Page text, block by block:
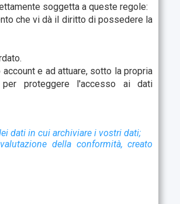
soggetta a queste regole:
che vi dà il diritto di possedere la
e ad attuare, sotto la propria
proteggere l'accesso ai dati
dati in cui archiviare i vostri dati;
della conformità, creato